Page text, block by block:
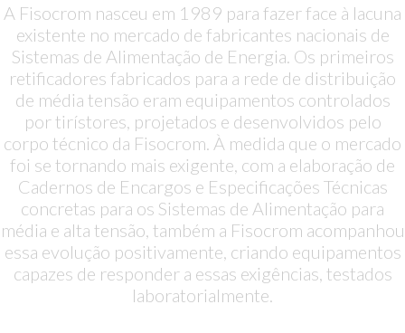
A Fisocrom nasceu em 1989 para fazer face à lacuna
existente no mercado de fabricantes nacionais de
Sistemas de Alimentação de Energia. Os primeiros
retificadores fabricados para a rede de distribuição
de média tensão eram equipamentos controlados
por tirístores, projetados e desenvolvidos pelo
corpo técnico da Fisocrom. À medida que o mercado
foi se tornando mais exigente, com a elaboração de
Cadernos de Encargos e Especificações Técnicas
concretas para os Sistemas de Alimentação para
média e alta tensão, também a Fisocrom acompanhou
essa evolução positivamente, criando equipamentos
capazes de responder a essas exigências, testados
laboratorialmente.